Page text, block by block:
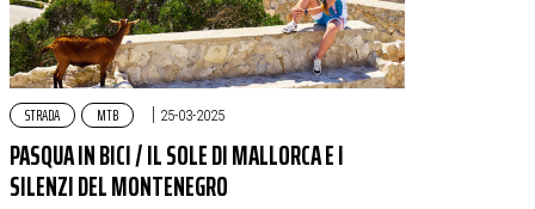
STRADA MTB | 25-03-2025
PASQUA IN BICI / IL SOLE DI MALLORCA E I
SILENZI DEL MONTENEGRO